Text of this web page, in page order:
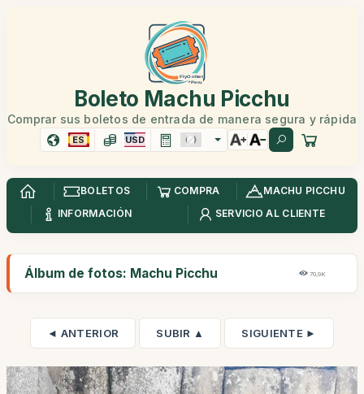
Boleto Machu Picchu
Comprar sus boletos de entrada de manera segura y rápida
ES USD
BOLETOS COMPRA
MACHU PICCHU
INFORMACIÓN
SERVICIO AL CLIENTE
Álbum de fotos: Machu Picchu 70,9K
◄ ANTERIOR SUBIR ▲ SIGUIENTE ►